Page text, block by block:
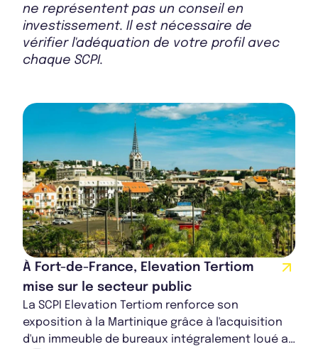
Bulletin 2024 T4
Rapport Annuel 2024
ne représentent pas un conseil en
investissement. Il est nécessaire de
vérifier l'adéquation de votre profil avec
chaque SCPI.
À Fort-de-France, Elevation Tertiom
mise sur le secteur public
La SCPI Elevation Tertiom renforce son
exposition à la Martinique grâce à l'acquisition
d'un immeuble de bureaux intégralement loué au